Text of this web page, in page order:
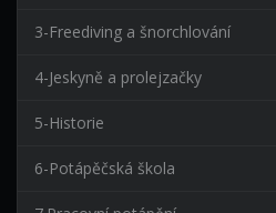
3-Freediving a šnorchlování
4-Jeskyně a prolejzačky
5-Historie
6-Potápěčská škola